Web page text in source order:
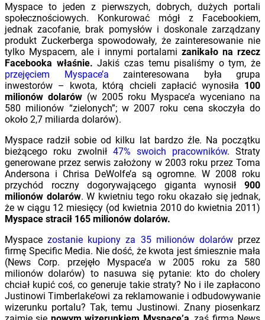
Myspace to jeden z pierwszych, dobrych, dużych portali
społecznościowych. Konkurować mógł z Facebookiem,
jednak zacofanie, brak pomysłów i doskonale zarządzany
produkt Zuckerberga spowodowały, że zainteresowanie nie
tylko Myspacem, ale i innymi portalami zanikało na rzecz
Facebooka właśnie. Jakiś czas temu pisaliśmy o tym, że
przejęciem Myspace’a zainteresowana była grupa
inwestorów – kwota, którą chcieli zapłacić wynosiła 100
milionów dolarów (w 2005 roku Myspace’a wyceniano na
580 milionów “zielonych”; w 2007 roku cena skoczyła do
około 2,7 miliarda dolarów).
Myspace radził sobie od kilku lat bardzo źle. Na początku
bieżącego roku zwolnił 47% swoich pracowników. Straty
generowane przez serwis założony w 2003 roku przez Toma
Andersona i Chrisa DeWolfe’a są ogromne. W 2008 roku
przychód roczny dogorywającego giganta wynosił 900
milionów dolarów. W kwietniu tego roku okazało się jednak,
że w ciągu 12 miesięcy (od kwietnia 2010 do kwietnia 2011)
Myspace stracił 165 milionów dolarów.
Myspacezostanie kupiony za 35 milionów dolarówprzez
firmę Specific Media. Nie dość, że kwota jest śmiesznie mała
(News Corp. przejęło Myspace’a w 2005 roku za 580
milionów dolarów) to nasuwa się pytanie: kto do cholery
chciał kupić coś, co generuje takie straty? No i ile zapłacono
Justinowi Timberlake’owi za reklamowanie i odbudowywanie
wizerunku portalu? Tak, temu Justinowi. Znany piosenkarz